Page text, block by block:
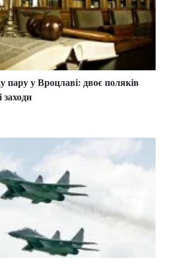
пару у Вроцлаві: двоє поляків